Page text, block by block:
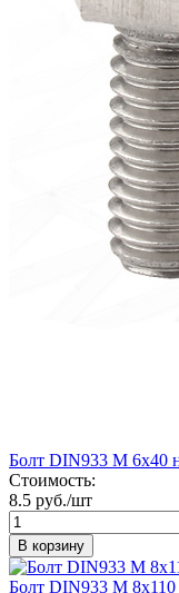
Болт DIN933 М 6х40
Стоимость:
8.5 руб./шт
В корзину
Болт DIN933 М 8х110